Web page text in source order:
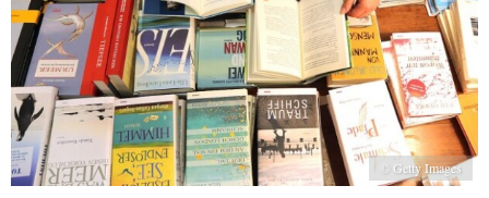
© Getty Images